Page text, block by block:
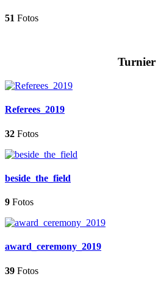
51 Fotos
Turnier
Referees_2019
32 Fotos
beside_the_field
9 Fotos
award_ceremony_2019
39 Fotos